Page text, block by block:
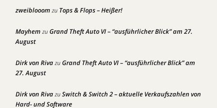
zweiblooom zu Tops & Flops – Heißer!
Mayhem zuGrand Theft Auto VI – “ausführlicher Blick” am 27.
August
Dirk von RivazuGrand Theft Auto VI – “ausführlicher Blick” am
27. August
Dirk von RivazuSwitch & Switch 2 – aktuelle Verkaufszahlen von
Hard- und Software